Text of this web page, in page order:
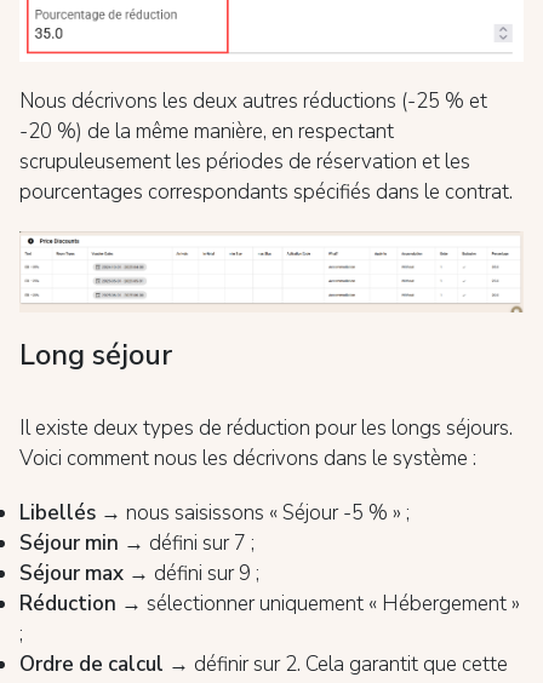
Nous décrivons les deux autres réductions (-25 % et
-20 %) de la même manière, en respectant
scrupuleusement les périodes de réservation et les
pourcentages correspondants spécifiés dans le contrat.
Long séjour
Il existe deux types de réduction pour les longs séjours.
Voici comment nous les décrivons dans le système :
Libellés → nous saisissons « Séjour -5 % » ;
Séjour min → défini sur 7 ;
Séjour max → défini sur 9 ;
Réduction → sélectionner uniquement « Hébergement »
;
Ordre de calcul → définir sur 2. Cela garantit que cette